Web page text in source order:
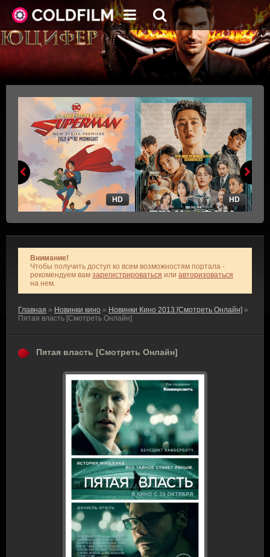
HD HD
Внимание!
Чтобы получить доступ ко всем возможностям портала -
рекомендуем вам зарегистрироваться или авторизоваться
на нем.
Главная » Новинки кино » Новинки Кино 2013 [Смотреть Онлайн] »
Пятая власть [Смотреть Онлайн]
Пятая власть [Смотреть Онлайн]